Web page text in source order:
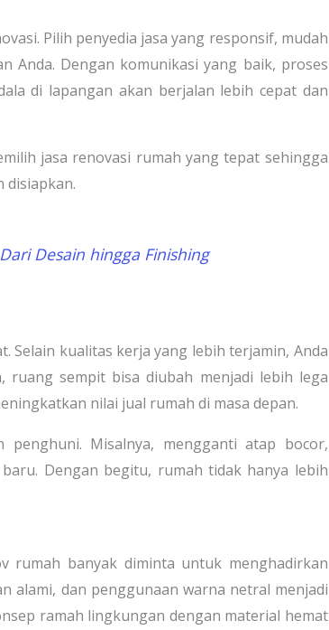
Pilih penyedia jasa yang responsif, mudah
Anda. Dengan komunikasi yang baik, proses
di lapangan akan berjalan lebih cepat dan
jasa renovasi rumah yang tepat sehingga
disiapkan.
Desain hingga Finishing
Selain kualitas kerja yang lebih terjamin, Anda
ruang sempit bisa diubah menjadi lebih lega
nilai jual rumah di masa depan.
penghuni. Misalnya, mengganti atap bocor,
Dengan begitu, rumah tidak hanya lebih
rumah banyak diminta untuk menghadirkan
alami, dan penggunaan warna netral menjadi
ramah lingkungan dengan material hemat